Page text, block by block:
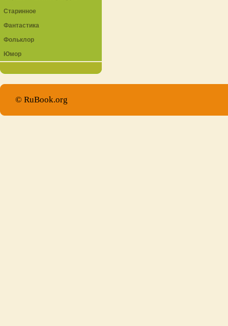
Старинное
Фантастика
Фольклор
Юмор
© RuBook.org